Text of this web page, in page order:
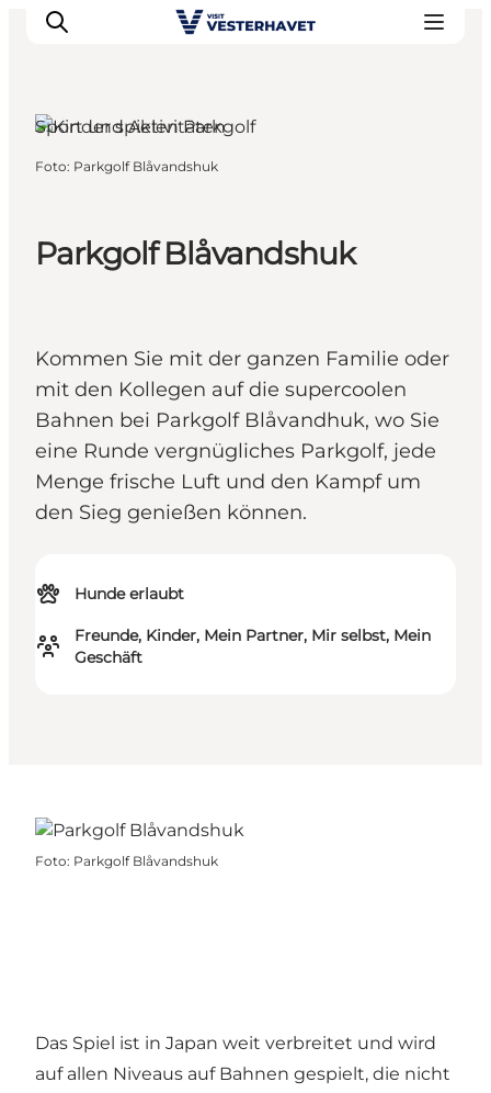
Unsere Städte
Essen & Übernachtung
Parkgolf Blåvandshuk
Kommen Sie mit der ganzen Familie oder
mit den Kollegen auf die supercoolen
Bahnen bei Parkgolf Blåvandhuk, wo Sie
eine Runde vergnügliches Parkgolf, jede
Menge frische Luft und den Kampf um
den Sieg genießen können.
Hunde erlaubt
Freunde, Kinder, Mein Partner, Mir selbst, Mein
Geschäft
Sport und Aktivitäten
Foto: Parkgolf Blåvandshuk
Foto: Parkgolf Blåvandshuk
Das Spiel ist in Japan weit verbreitet und wird
auf allen Niveaus auf Bahnen gespielt, die nicht